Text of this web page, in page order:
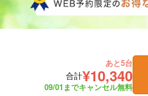
あと5台
合計¥10,340
09/01までキャンセル無料